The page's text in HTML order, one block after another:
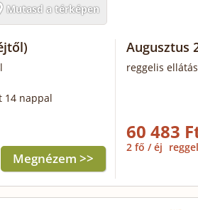
Mutasd a térképen
14 nappal
Megnézem >>
Augusztus
reggelis
60 483
2 fő / éj